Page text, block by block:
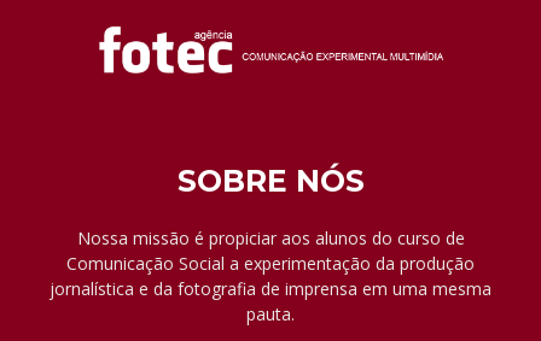
SOBRE NÓS
Nossa missão é propiciar aos alunos do curso de
Comunicação Social a experimentação da produção
jornalística e da fotografia de imprensa em uma mesma
pauta.